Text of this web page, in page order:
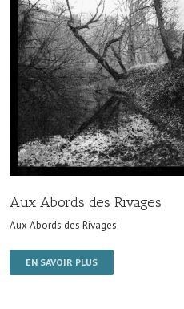
Aux Abords des Rivages
Aux Abords des Rivages
EN SAVOIR PLUS